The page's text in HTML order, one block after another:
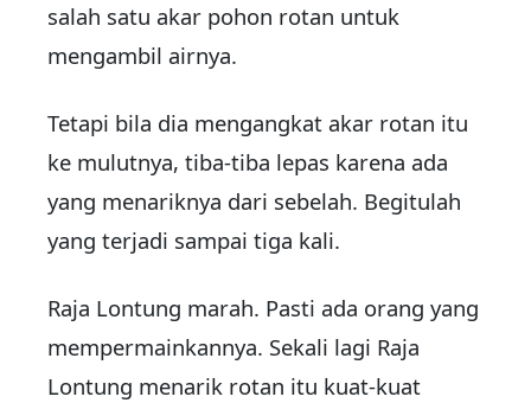
salah satu akar pohon rotan untuk
mengambil airnya.
Tetapi bila dia mengangkat akar rotan itu
ke mulutnya, tiba-tiba lepas karena ada
yang menariknya dari sebelah. Begitulah
yang terjadi sampai tiga kali.
Raja Lontung marah. Pasti ada orang yang
mempermainkannya. Sekali lagi Raja
Lontung menarik rotan itu kuat-kuat